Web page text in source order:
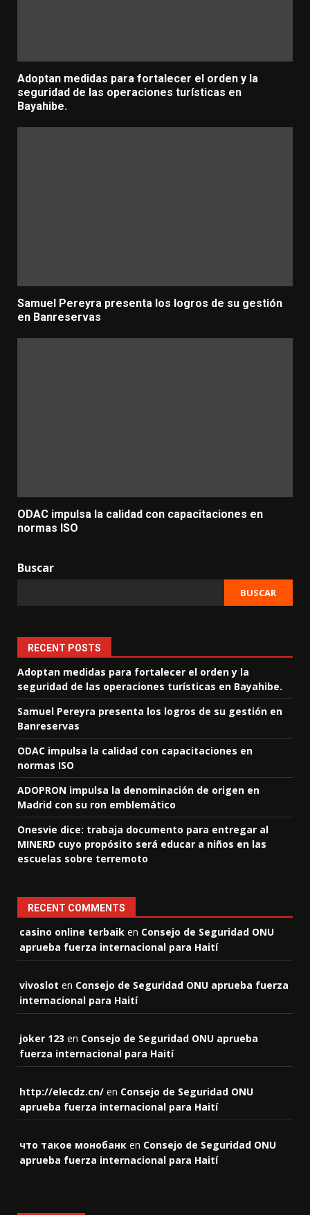
Adoptan medidas para fortalecer el orden y la
seguridad de las operaciones turísticas en
Bayahibe.
Samuel Pereyra presenta los logros de su gestión
en Banreservas
ODAC impulsa la calidad con capacitaciones en
normas ISO
Buscar
BUSCAR
RECENT POSTS
Adoptan medidas para fortalecer el orden y la
seguridad de las operaciones turísticas en Bayahibe.
Samuel Pereyra presenta los logros de su gestión en
Banreservas
ODAC impulsa la calidad con capacitaciones en
normas ISO
ADOPRON impulsa la denominación de origen en
Madrid con su ron emblemático
Onesvie dice: trabaja documento para entregar al
MINERD cuyo propósito será educar a niños en las
escuelas sobre terremoto
RECENT COMMENTS
casino online terbaik en Consejo de Seguridad ONU
aprueba fuerza internacional para Haití
vivoslot en Consejo de Seguridad ONU aprueba fuerza
internacional para Haití
joker 123 en Consejo de Seguridad ONU aprueba
fuerza internacional para Haití
http://elecdz.cn/ en Consejo de Seguridad ONU
aprueba fuerza internacional para Haití
что такое монобанк en Consejo de Seguridad ONU
aprueba fuerza internacional para Haití